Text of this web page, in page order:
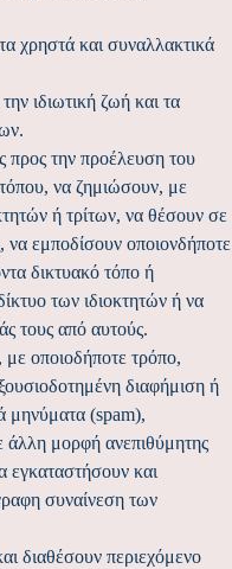
χρηστά και συναλλακτικά
ιδιωτική ζωή και τα
την προέλευση του
να ζημιώσουν, με
ή τρίτων, να θέσουν σε
να εμποδίσουν οποιονδήποτε
δικτυακό τόπο ή
των ιδιοκτητών ή να
τους από αυτούς.
οποιοδήποτε τρόπο,
διαφήμιση ή
μηνύματα (spam),
άλλη μορφή ανεπιθύμητης
εγκαταστήσουν και
συναίνεση των
διαθέσουν περιεχόμενο